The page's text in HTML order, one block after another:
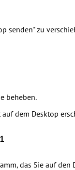
senden" zu
beheben.
dem Desktop
das Sie auf den